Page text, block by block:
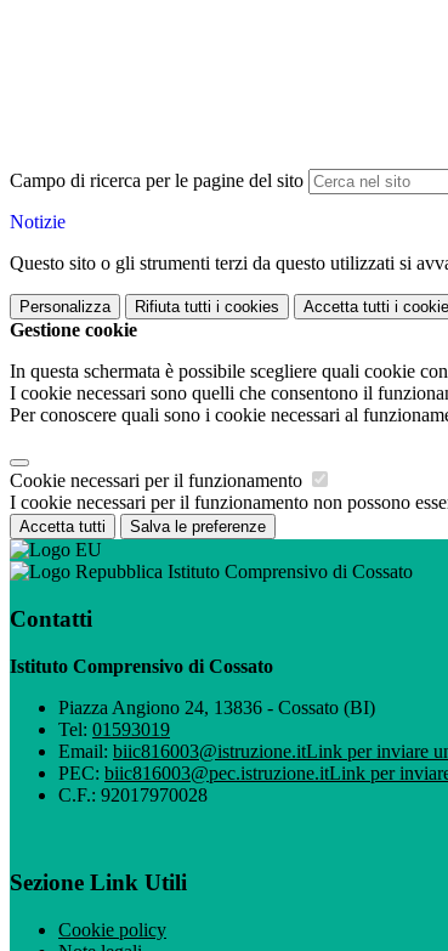
Campo di ricerca per le pagine del sito
Notizie
Questo sito o gli strumenti terzi da questo utilizzati si
Personalizza Rifiuta tutti i cookies Accetta tutti i
Gestione cookie
In questa schermata è possibile scegliere quali cookie
I cookie necessari sono quelli che consentono il
Per conoscere quali sono i cookie necessari al
Cookie necessari per il funzionamento
I cookie necessari per il funzionamento non possono
Accetta tutti Salva le preferenze
Istituto Comprensivo di Cossato
Contatti
Istituto Comprensivo di Cossato
Piazza Angiono 24, 13836 - Cossato (BI)
Tel: 01593019
Email: biic816003@istruzione.itLink per inviare
PEC: biic816003@pec.istruzione.itLink per
C.F.: 92017970028
Sezione Link Utili
Cookie policy